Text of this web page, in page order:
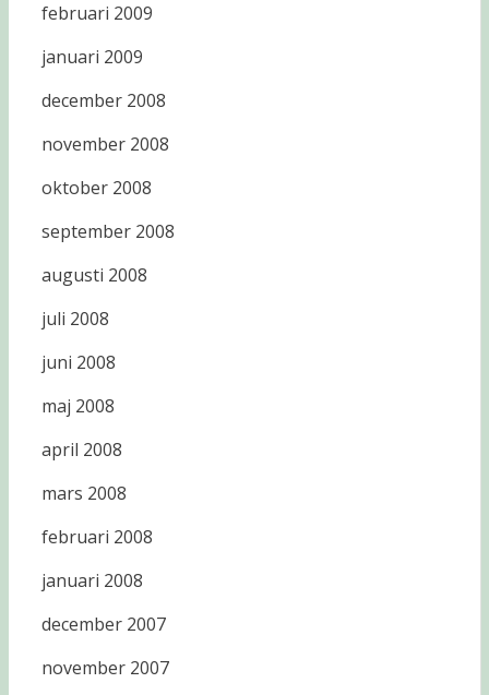
februari 2009
januari 2009
december 2008
november 2008
oktober 2008
september 2008
augusti 2008
juli 2008
juni 2008
maj 2008
april 2008
mars 2008
februari 2008
januari 2008
december 2007
november 2007